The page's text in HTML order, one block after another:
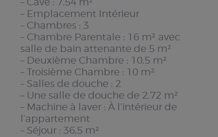
– Emplacement Intérieur
– Chambres : 3
– Chambre Parentale : 16 m² avec
salle de bain attenante de 5 m²
– Deuxième Chambre : 10,5 m²
– Troisième Chambre : 10 m²
– Salles de douche : 2
– Une salle de douche de 2,72 m²
– Machine à laver : À l’intérieur de
l’appartement
– Séjour : 36,5 m²